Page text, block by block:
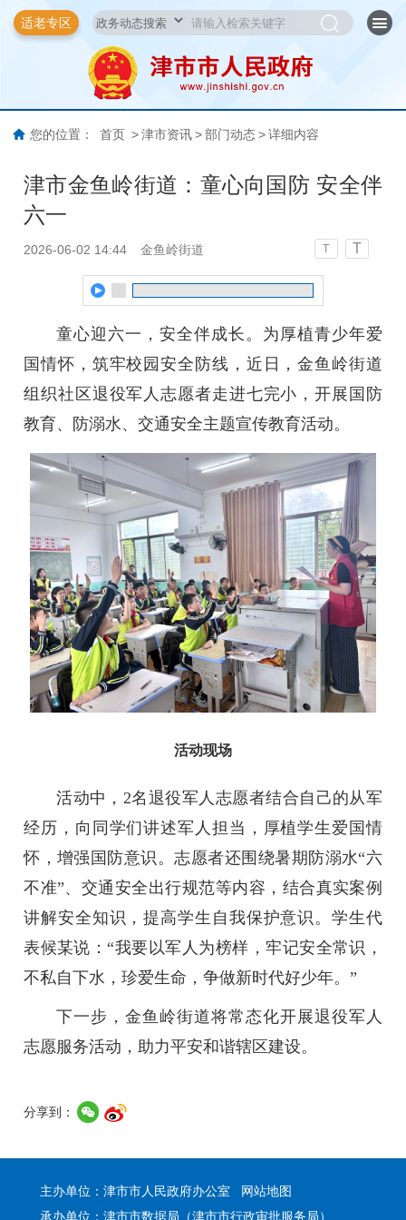
适老专区
您的位置： 首页 > 津市资讯 > 部门动态 > 详细内容
津市金鱼岭街道：童心向国防 安全伴
六一
2026-06-02 14:44 金鱼岭街道 T T
童心迎六一，安全伴成长。为厚植青少年爱
国情怀，筑牢校园安全防线，近日，金鱼岭街道
组织社区退役军人志愿者走进七完小，开展国防
教育、防溺水、交通安全主题宣传教育活动。
活动现场
活动中，2名退役军人志愿者结合自己的从军
经历，向同学们讲述军人担当，厚植学生爱国情
怀，增强国防意识。志愿者还围绕暑期防溺水“六
不准”、交通安全出行规范等内容，结合真实案例
讲解安全知识，提高学生自我保护意识。学生代
表候某说：“我要以军人为榜样，牢记安全常识，
不私自下水，珍爱生命，争做新时代好少年。”
下一步，金鱼岭街道将常态化开展退役军人
志愿服务活动，助力平安和谐辖区建设。
分享到：
主办单位：津市市人民政府办公室 网站地图
承办单位：津市市数据局（津市市行政审批服务局）